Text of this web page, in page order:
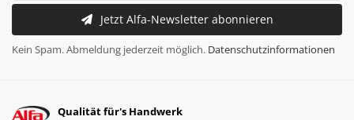
Jetzt Alfa-Newsletter abonnieren
Kein Spam. Abmeldung jederzeit möglich. Datenschutzinformationen
Qualität für's Handwerk